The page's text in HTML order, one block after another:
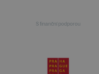
S finanční podporou